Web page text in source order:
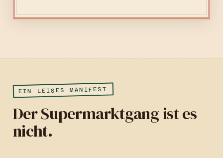
EIN LEISES MANIFEST
Der Supermarktgang ist es
nicht.